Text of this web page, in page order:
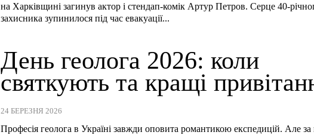
на Харківщині загинув актор і стендап-комік Артур Петров. Серце 40-
захисника зупинилося під час евакуації...
День геолога 2026: коли
святкують та кращі
24 БЕРЕЗНЯ 2026
Професія геолога в Україні завжди оповита романтикою експедицій. Але